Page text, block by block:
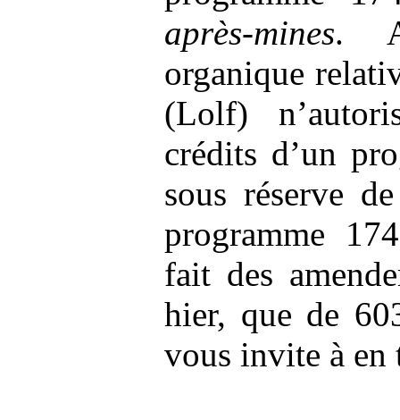
après-mines.
organique
(Lolf)
crédits d’un
sous réserve
programme
fait des
hier, que de
vous invite à en